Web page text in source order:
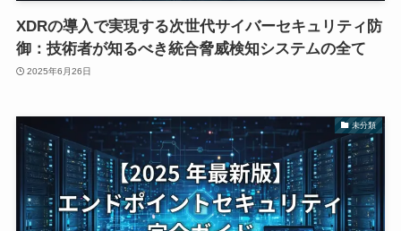
XDRの導入で実現する次世代サイバーセキュリティ防
御：技術者が知るべき統合脅威検知システムの全て
2025年6月26日
未分類